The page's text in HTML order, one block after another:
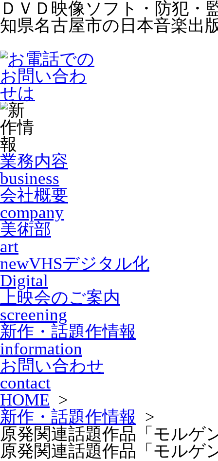
ＤＶＤ映像ソフト・防犯・
知県名古屋市の日本音楽出
業務内容
business
会社概要
company
美術部
art
newVHSデジタル化
Digital
上映会のご案内
screening
新作・話題作情報
information
お問い合わせ
contact
HOME >
新作・話題作情報 >
原発関連話題作品「モルゲ
原発関連話題作品「モルゲ